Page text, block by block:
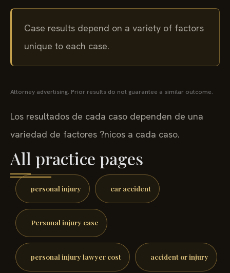
Case results depend on a variety of factors
unique to each case.
Attorney advertising. Prior results do not guarantee a similar outcome.
Los resultados de cada caso dependen de una
variedad de factores ?nicos a cada caso.
All practice pages
personal injury car accident
Personal injury case
personal injury lawyer cost accident or injury